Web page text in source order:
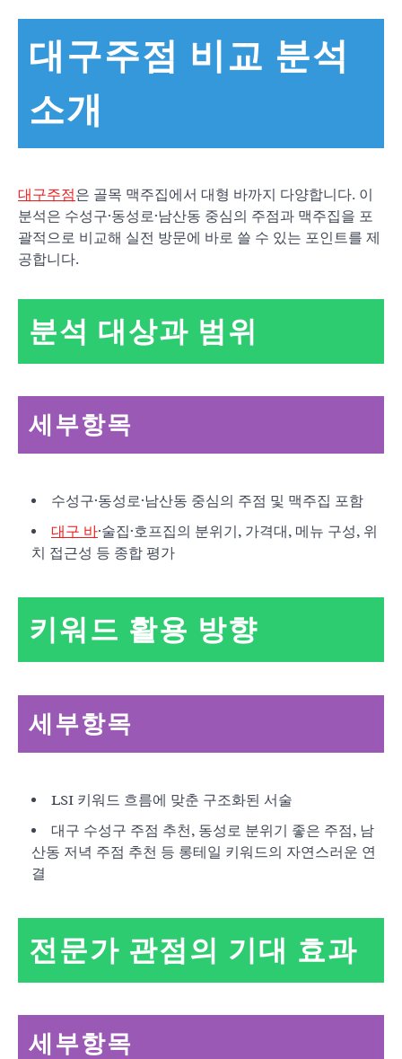
대구주점 비교 분석
소개
대구주점은 골목 맥주집에서 대형 바까지 다양합니다. 이
분석은 수성구·동성로·남산동 중심의 주점과 맥주집을 포
괄적으로 비교해 실전 방문에 바로 쓸 수 있는 포인트를 제
공합니다.
분석 대상과 범위
세부항목
수성구·동성로·남산동 중심의 주점 및 맥주집 포함
대구 바·술집·호프집의 분위기, 가격대, 메뉴 구성, 위
치 접근성 등 종합 평가
키워드 활용 방향
세부항목
LSI 키워드 흐름에 맞춘 구조화된 서술
대구 수성구 주점 추천, 동성로 분위기 좋은 주점, 남
산동 저녁 주점 추천 등 롱테일 키워드의 자연스러운 연
결
전문가 관점의 기대 효과
세부항목